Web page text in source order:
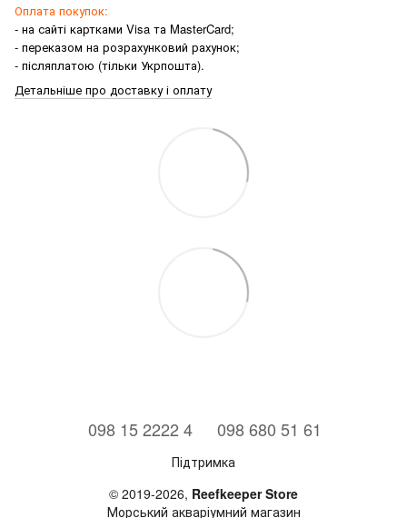
Оплата покупок:
- на сайті картками Visa та MasterCard;
- переказом на розрахунковий рахунок;
- післяплатою (тільки Укрпошта).
Детальніше про доставку і оплату
⠀098 15 2222 4 ⠀098 680 51 61
Підтримка
© 2019-2026, Reefkeeper Store
Морський акваріумний магазин